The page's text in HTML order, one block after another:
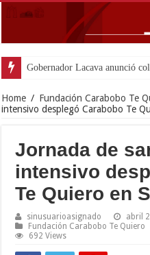
Home / Fundación Carabobo Te
intensivo desplegó Carabobo Te
Jornada de
intensivo
Te Quiero en
sinusuarioasignado
abril
Fundación Carabobo Te Quiero
692 Views